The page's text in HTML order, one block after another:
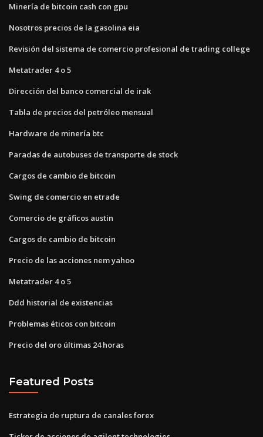
Minería de bitcoin cash con gpu
Nosotros precios de la gasolina eia
Revisión del sistema de comercio profesional de trading college
Metatrader 4 o 5
Dirección del banco comercial de irak
Tabla de precios del petróleo mensual
Hardware de minería btc
Paradas de autobuses de transporte de stock
Cargos de cambio de bitcoin
Swing de comercio en etrade
Comercio de gráficos austin
Cargos de cambio de bitcoin
Precio de las acciones nem yahoo
Metatrader 4 o 5
Ddd historial de existencias
Problemas éticos con bitcoin
Precio del oro últimas 24 horas
Featured Posts
Estrategia de ruptura de canales forex